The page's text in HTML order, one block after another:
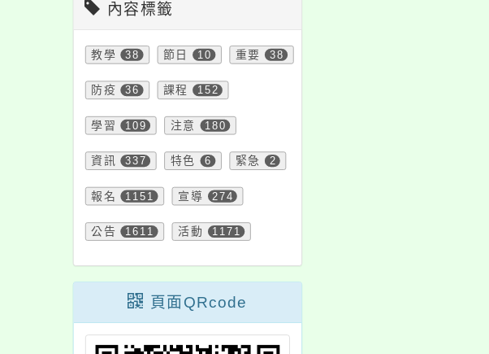
內容標籤
教學 38 節日 10 重要 38
防疫 36 課程 152
學習 109 注意 180
資訊 337 特色 6 緊急 2
報名 1151 宣導 274
公告 1611 活動 1171
頁面QRcode